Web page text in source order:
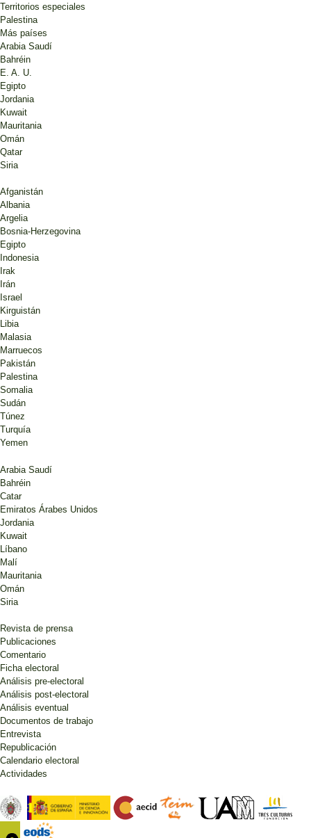
Territorios especiales
Palestina
Más países
Arabia Saudí
Bahréin
E. A. U.
Egipto
Jordania
Kuwait
Mauritania
Omán
Qatar
Siria
Afganistán
Albania
Argelia
Bosnia-Herzegovina
Egipto
Indonesia
Irak
Irán
Israel
Kirguistán
Libia
Malasia
Marruecos
Pakistán
Palestina
Somalia
Sudán
Túnez
Turquía
Yemen
Arabia Saudí
Bahréin
Catar
Emiratos Árabes Unidos
Jordania
Kuwait
Líbano
Malí
Mauritania
Omán
Siria
Revista de prensa
Publicaciones
Comentario
Ficha electoral
Análisis pre-electoral
Análisis post-electoral
Análisis eventual
Documentos de trabajo
Entrevista
Republicación
Calendario electoral
Actividades